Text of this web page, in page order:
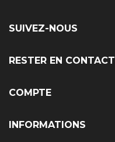
SUIVEZ-NOUS
RESTER EN CONTACT
COMPTE
INFORMATIONS